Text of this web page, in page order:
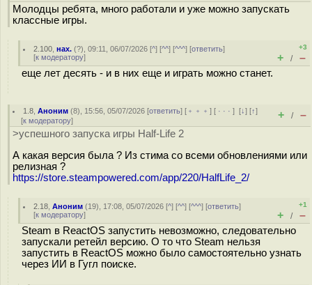
Молодцы ребята, много работали и уже можно запускать
классные игры.
2.100 ,нах. (?), 09:11, 06/07/2026 [^] [^^] [^^^] [ответить]
[к модератору]
+3
+ / –
еще лет десять - и в них еще и играть можно станет.
1.8 ,Аноним (8), 15:56, 05/07/2026 [ответить] [ ﹢﹢﹢] [ · · ·][↓] [↑]
[к модератору] + / –
>успешного запуска игры Half-Life 2
А какая версия была ? Из стима со всеми обновлениями или
релизная ?
https://store.steampowered.com/app/220/HalfLife_2/
2.18 ,Аноним (19), 17:08, 05/07/2026 [^] [^^] [^^^] [ответить]
[к модератору]
+1
+ / –
Steam в ReactOS запустить невозможно, следовательно
запускали ретейл версию. О то что Steam нельзя
запустить в ReactOS можно было самостоятельно узнать
через ИИ в Гугл поиске.